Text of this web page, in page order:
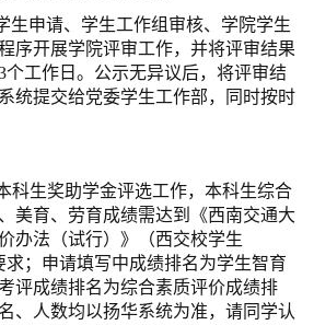
生申请、学生工作组审核、学院学生
序开展学院评审工作，并将评审结果
工作日。公示无异议后，将评审结
统提交给党委学生工作部，同时按时
科生奖助学金评选工作，本科生综合
美育、劳育成绩需达到《西南交通大
办法（试行）》（西交校学生
求；申请填写中成绩排名为学生智育
评成绩排名为综合素质评价成绩排
、人数均以扬华系统为准，请同学认